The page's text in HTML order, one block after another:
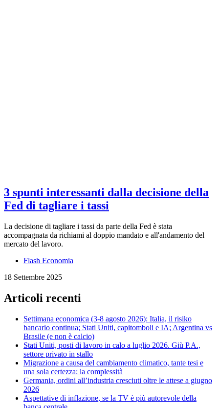
3 spunti interessanti dalla decisione della
Fed di tagliare i tassi
La decisione di tagliare i tassi da parte della Fed è stata
accompagnata da richiami al doppio mandato e all'andamento del
mercato del lavoro.
Flash Economia
18 Settembre 2025
Articoli recenti
Settimana economica (3-8 agosto 2026): Italia, il risiko
bancario continua; Stati Uniti, capitomboli e IA; Argentina vs
Brasile (e non è calcio)
Stati Uniti, posti di lavoro in calo a luglio 2026. Giù P.A.,
settore privato in stallo
Migrazione a causa del cambiamento climatico, tante tesi e
una sola certezza: la complessità
Germania, ordini all’industria cresciuti oltre le attese a giugno
2026
Aspettative di inflazione, se la TV è più autorevole della